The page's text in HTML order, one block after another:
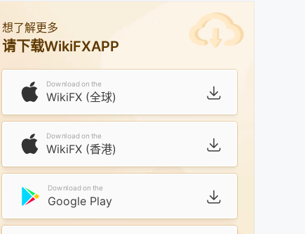
想了解更多
请下载WikiFXAPP
Download on the
WikiFX (全球)
Download on the
WikiFX (香港)
Download on the
Google Play